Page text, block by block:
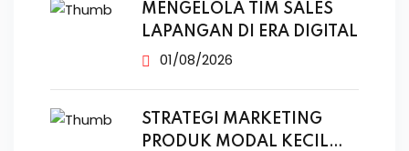
MENGELOLA TIM SALES
LAPANGAN DI ERA DIGITAL
01/08/2026
STRATEGI MARKETING
PRODUK MODAL KECIL